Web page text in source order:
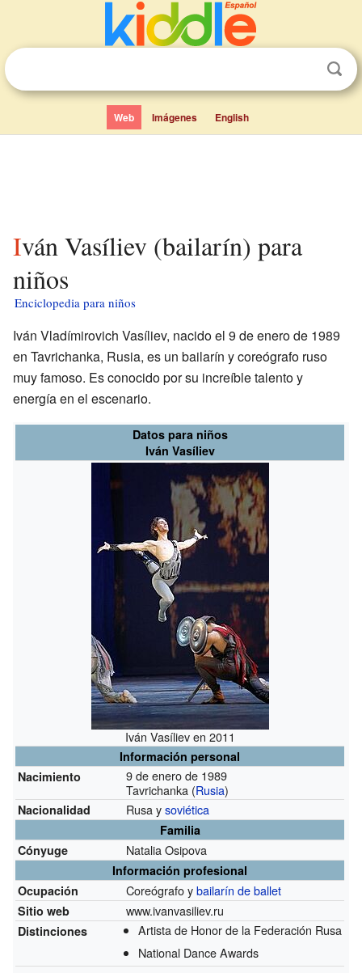
Web Imágenes English
Iván Vasíliev (bailarín) para
niños
Enciclopedia para niños
Iván Vladímirovich Vasíliev, nacido el 9 de enero de 1989
en Tavrichanka, Rusia, es un bailarín y coreógrafo ruso
muy famoso. Es conocido por su increíble talento y
energía en el escenario.
Datos para niños
Iván Vasíliev
Iván Vasíliev en 2011
Información personal
Nacimiento
9 de enero de 1989
Tavrichanka (Rusia)
Nacionalidad Rusa ysoviética
Familia
Cónyuge
Natalia Osipova
Información profesional
Ocupación
Coreógrafo ybailarín de ballet
Sitio web www.ivanvasiliev.ru
Distinciones
Artista de Honor de la Federación Rusa
National Dance Awards